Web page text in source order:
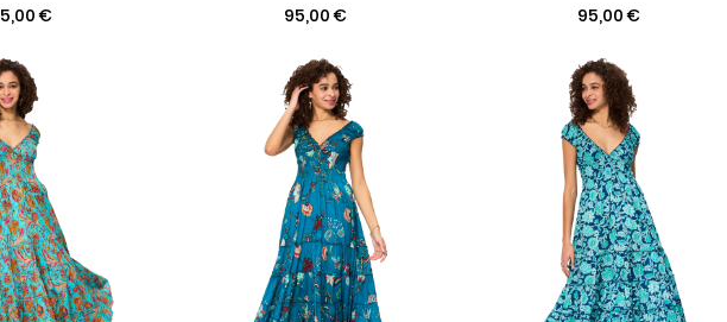
€
Prix
95,00 €
Prix
95,00 €